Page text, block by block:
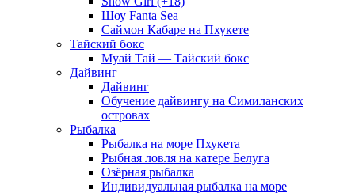
Шоу Fanta Sea
Саймон Кабаре на Пхукете
Тайский бокс
Муай Тай — Тайский бокс
Дайвинг
Дайвинг
Обучение дайвингу на Симиланских
островах
Рыбалка
Рыбалка на море Пхукета
Рыбная ловля на катере Белуга
Озёрная рыбалка
Индивидуальная рыбалка на море